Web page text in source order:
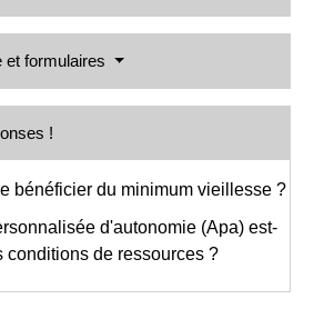
et formulaires
!
bénéficier du minimum vieillesse ?
d'autonomie (Apa) est-
conditions de ressources ?